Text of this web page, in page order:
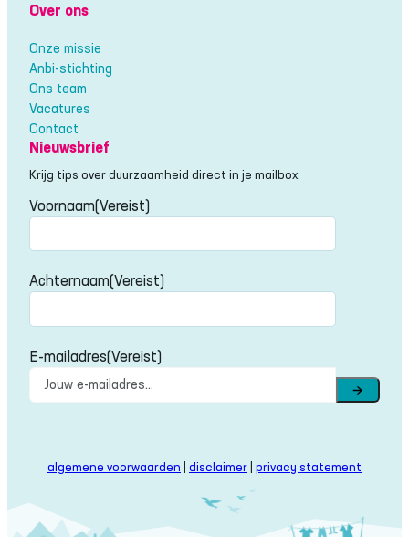
Over ons
Onze missie
Anbi-stichting
Ons team
Vacatures
Contact
Nieuwsbrief
Krijg tips over duurzaamheid direct in je mailbox.
Voornaam(Vereist)
Achternaam(Vereist)
E-mailadres(Vereist)
→
algemene voorwaarden disclaimer privacy statement